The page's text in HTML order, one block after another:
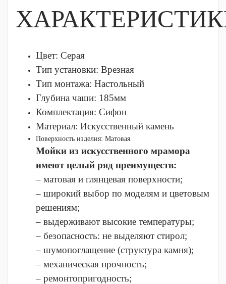
Цвет: Серая
Тип установки: Врезная
Тип монтажа: Настольный
Глубина чаши: 185мм
Комплектация: Сифон
Материал: Искусственный камень
Поверхность изделия: Матовая
Мойки из искусственного мрамора
имеют целый ряд преимуществ:
– матовая и глянцевая поверхности;
– широкий выбор по моделям и цветовым
решениям;
– выдерживают высокие температуры;
– безопасность: не выделяют стирол;
– шумопоглащение (структура камня);
– механическая прочность;
– ремонтопригодность;